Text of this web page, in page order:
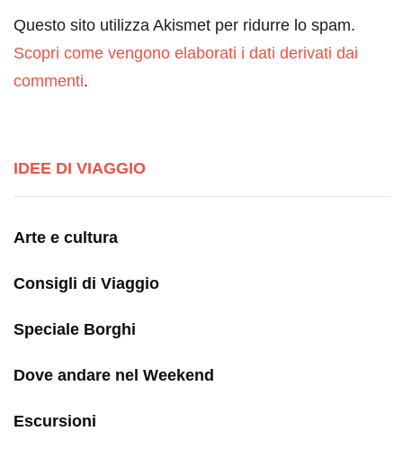
Questo sito utilizza Akismet per ridurre lo spam.
Scopri come vengono elaborati i dati derivati dai
commenti.
IDEE DI VIAGGIO
Arte e cultura
Consigli di Viaggio
Speciale Borghi
Dove andare nel Weekend
Escursioni